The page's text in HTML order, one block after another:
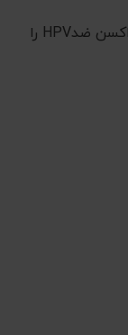
چرا دختران ۹ تا ۱۴ ساله باید واکسن ضدHPV را